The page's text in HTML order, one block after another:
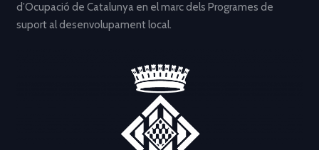
d’Ocupació de Catalunya en el marc dels Programes de
suport al desenvolupament local.